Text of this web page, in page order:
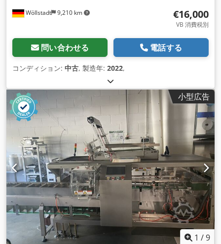
Wöllstadt 9,210 km €16,000
VB 消費税別
問い合わせる 電話する
コンディション: 中古, 製造年: 2022,
小型広告
1 /9